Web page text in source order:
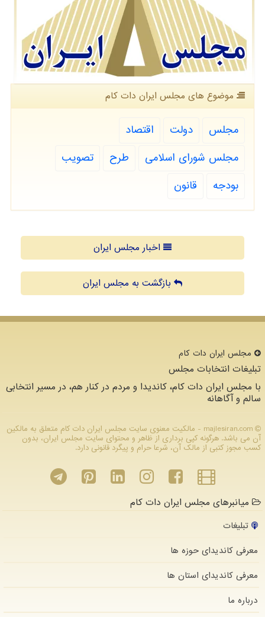
موضوع های مجلس ایران دات كام
مجلس دولت
اقتصاد
مجلس شورای اسلامی
طرح
تصویب
بودجه
قانون
اخبار مجلس ایران
بازگشت به مجلس ایران
مجلس ایران دات كام
تبلیغات انتخابات مجلس
با مجلس ایران دات کام، کاندیدا و مردم در کنار هم، در مسیر انتخابی
سالم و آگاهانه
majlesiran.com - مالکیت معنوی سایت مجلس ایران دات كام متعلق به مالکین
آن می باشد. هرگونه کپی برداری از ظاهر و محتوای سایت مجلس ایران، بدون
کسب مجوز کتبی از مالک آن، شرعا حرام و پیگرد قانونی دارد.
میانبرهای مجلس ایران دات کام
تبلیغات
معرفی کاندیدای حوزه ها
معرفی کاندیدای استان ها
درباره ما